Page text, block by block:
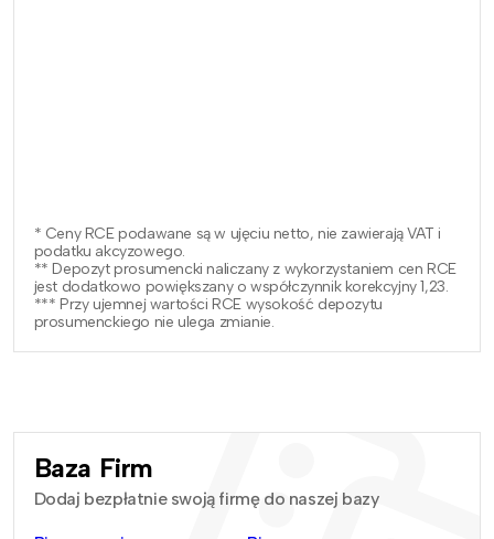
* Ceny RCE podawane są w ujęciu netto, nie zawierają VAT i
podatku akcyzowego.
** Depozyt prosumencki naliczany z wykorzystaniem cen RCE
jest dodatkowo powiększany o współczynnik korekcyjny 1,23.
*** Przy ujemnej wartości RCE wysokość depozytu
prosumenckiego nie ulega zmianie.
Baza Firm
Dodaj bezpłatnie swoją firmę do naszej bazy